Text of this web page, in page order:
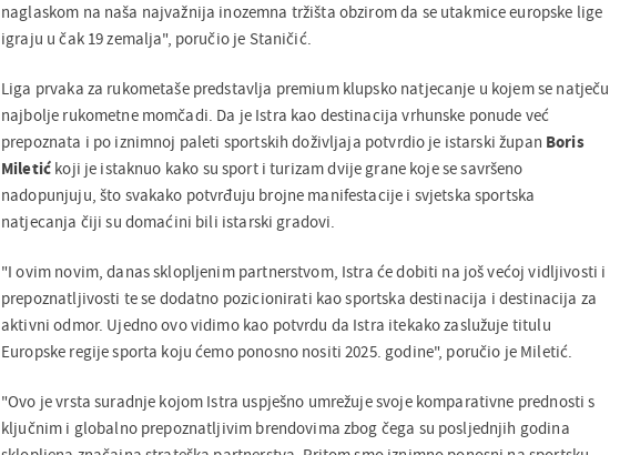
naglaskom na naša najvažnija inozemna tržišta obzirom da se utakmice europske lige
igraju u čak 19 zemalja", poručio je Staničić.
Liga prvaka za rukometaše predstavlja premium klupsko natjecanje u kojem se natječu
najbolje rukometne momčadi. Da je Istra kao destinacija vrhunske ponude već
prepoznata i po iznimnoj paleti sportskih doživljaja potvrdio je istarski župan Boris
Miletić koji je istaknuo kako su sport i turizam dvije grane koje se savršeno
nadopunjuju, što svakako potvrđuju brojne manifestacije i svjetska sportska
natjecanja čiji su domaćini bili istarski gradovi.
"I ovim novim, danas sklopljenim partnerstvom, Istra će dobiti na još većoj vidljivosti i
prepoznatljivosti te se dodatno pozicionirati kao sportska destinacija i destinacija za
aktivni odmor. Ujedno ovo vidimo kao potvrdu da Istra itekako zaslužuje titulu
Europske regije sporta koju ćemo ponosno nositi 2025. godine", poručio je Miletić.
"Ovo je vrsta suradnje kojom Istra uspješno umrežuje svoje komparativne prednosti s
ključnim i globalno prepoznatljivim brendovima zbog čega su posljednjih godina